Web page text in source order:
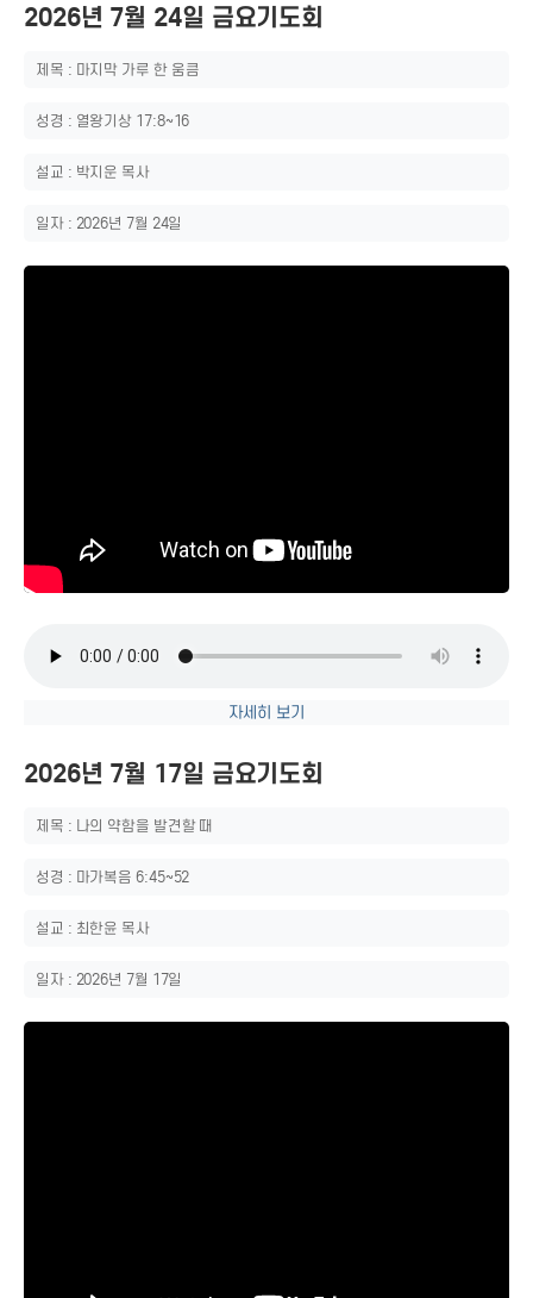
2026년 7월 24일 금요기도회
제목 : 마지막 가루 한 움큼
성경 : 열왕기상 17:8~16
설교 : 박지운 목사
일자 : 2026년 7월 24일
자세히 보기
2026년 7월 17일 금요기도회
제목 : 나의 약함을 발견할 때
성경 : 마가복음 6:45~52
설교 : 최한윤 목사
일자 : 2026년 7월 17일